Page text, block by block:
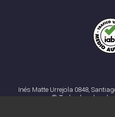
Inés Matte Urrejola 0848,
© Todos los